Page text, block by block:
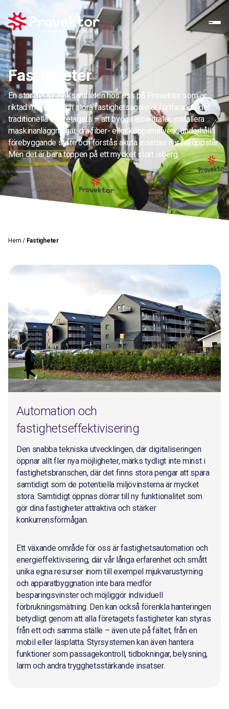
Fastigheter
En stor del av verksamheten hos oss på Provektor som är
riktad mot små och stora fastighetsägare är fortfarande det
traditionella elföretagets – att bygga elcentraler, installera
maskinanläggningar, dra fiber- eller kopparnätverk, underhåll i
förebyggande syfte och förstås akuta insatser när fel uppstår.
Men det är bara toppen på ett mycket stort isberg.
Hem / Fastigheter
Automation och
fastighetseffektivisering
Den snabba tekniska utvecklingen, där digitaliseringen
öppnar allt fler nya möjligheter, märks tydligt inte minst i
fastighetsbranschen, där det finns stora pengar att spara
samtidigt som de potentiella miljövinsterna är mycket
stora. Samtidigt öppnas dörrar till ny funktionalitet som
gör dina fastigheter attraktiva och stärker
konkurrensförmågan.
Ett växande område för oss är fastighetsautomation och
energieffektivisering, där vår långa erfarenhet och smått
unika egna resurser inom till exempel mjukvarustyrning
och apparatbyggnation inte bara medför
besparingsvinster och möjliggör individuell
förbrukningsmätning. Den kan också förenkla hanteringen
betydligt genom att alla företagets fastigheter kan styras
från ett och samma ställe – även ute på fältet, från en
mobil eller läsplatta. Styrsystemen kan även hantera
funktioner som passagekontroll, tidbokningar, belysning,
larm och andra trygghetsstärkande insatser.